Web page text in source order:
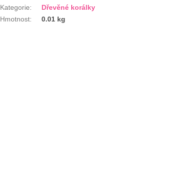
Kategorie:
Dřevěné korálky
Hmotnost: 0.01 kg